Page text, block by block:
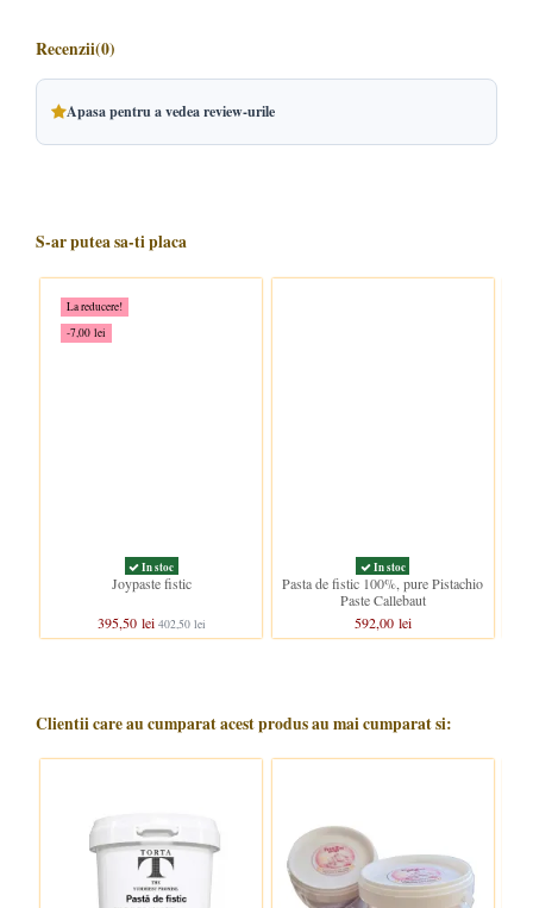
Recenzii(0)
Apasa pentru a vedea review-urile
S-ar putea sa-ti placa
La reducere!
-7,00 lei
In stoc
Joypaste fistic
395,50 lei 402,50 lei
In stoc
Pasta de fistic 100%, pure Pistachio
Paste Callebaut
592,00 lei
Clientii care au cumparat acest produs au mai cumparat si: